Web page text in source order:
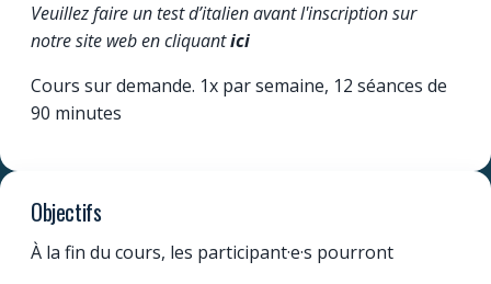
Veuillez faire un test d’italien avant l'inscription sur
notre site web en cliquantici
Cours sur demande. 1x par semaine, 12 séances de
90 minutes
Objectifs
À la fin du cours, les participant·e·s pourront